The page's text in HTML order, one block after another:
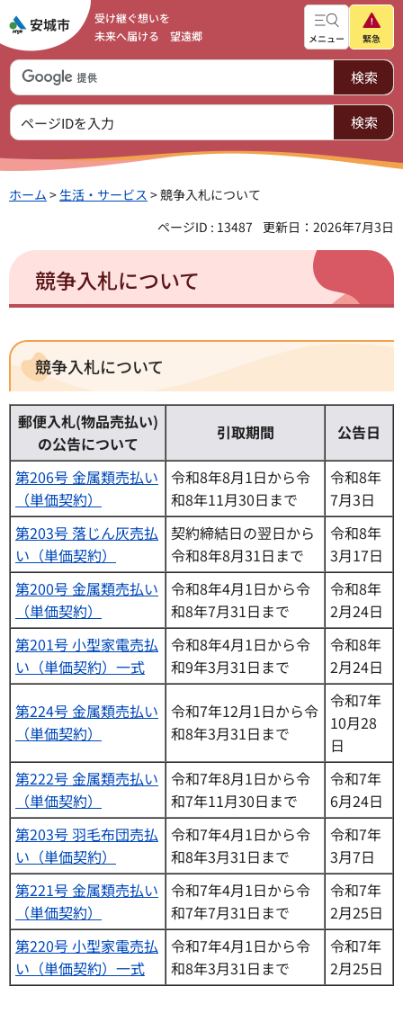
受け継ぐ想いを
未来へ届ける 望遠郷
メニュー 緊急
ホーム > 生活・サービス > 競争入札について
ページID : 13487
更新日：2026年7月3日
競争入札について
競争入札について
郵便入札(物品売払い)
の公告について
引取期間 公告日
第206号 金属類売払い
（単価契約）
令和8年8月1日から令
和8年11月30日まで
令和8年
7月3日
第203号 落じん灰売払
い（単価契約）
契約締結日の翌日から
令和8年8月31日まで
令和8年
3月17日
第200号 金属類売払い
（単価契約）
令和8年4月1日から令
和8年7月31日まで
令和8年
2月24日
第201号 小型家電売払
い（単価契約）一式
令和8年4月1日から令
和9年3月31日まで
令和8年
2月24日
第224号 金属類売払い
（単価契約）
令和7年12月1日から令
和8年3月31日まで
令和7年
10月28
日
第222号 金属類売払い
（単価契約）
令和7年8月1日から令
和7年11月30日まで
令和7年
6月24日
第203号 羽毛布団売払
い（単価契約）
令和7年4月1日から令
和8年3月31日まで
令和7年
3月7日
第221号 金属類売払い
（単価契約）
令和7年4月1日から令
和7年7月31日まで
令和7年
2月25日
第220号 小型家電売払
い（単価契約）一式
令和7年4月1日から令
和8年3月31日まで
令和7年
2月25日